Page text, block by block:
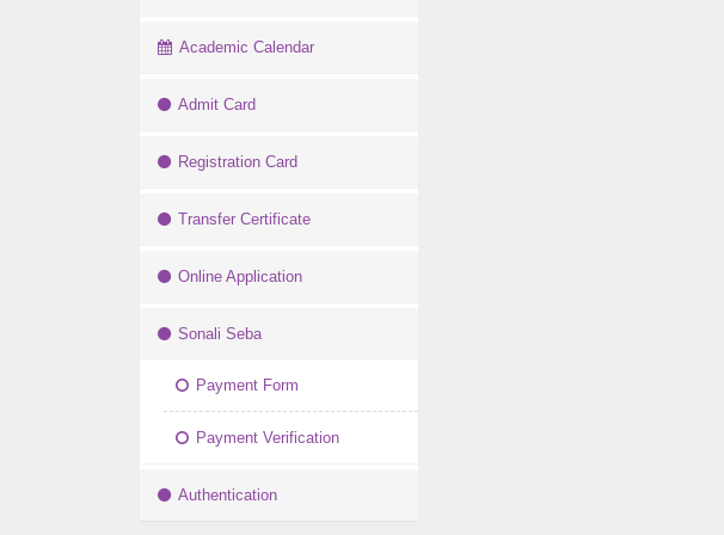
Academic Calendar
Admit Card
Registration Card
Transfer Certificate
Online Application
Sonali Seba
Payment Form
Payment Verification
Authentication